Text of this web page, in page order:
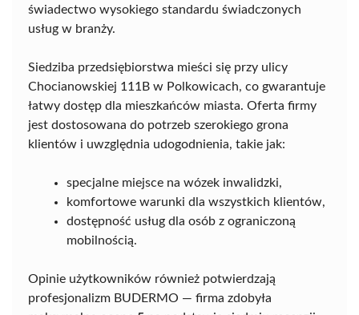
świadectwo wysokiego standardu świadczonych
usług w branży.
Siedziba przedsiębiorstwa mieści się przy ulicy
Chocianowskiej 111B w Polkowicach, co gwarantuje
łatwy dostęp dla mieszkańców miasta. Oferta firmy
jest dostosowana do potrzeb szerokiego grona
klientów i uwzględnia udogodnienia, takie jak:
specjalne miejsce na wózek inwalidzki,
komfortowe warunki dla wszystkich klientów,
dostępność usług dla osób z ograniczoną
mobilnością.
Opinie użytkowników również potwierdzają
profesjonalizm BUDERMO — firma zdobyła